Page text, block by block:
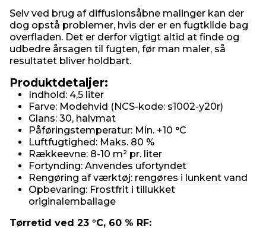
Selv ved brug af diffusionsåbne malinger kan der
dog opstå problemer, hvis der er en fugtkilde bag
overfladen. Det er derfor vigtigt altid at finde og
udbedre årsagen til fugten, før man maler, så
resultatet bliver holdbart.
Produktdetaljer:
Indhold: 4,5 liter
Farve: Modehvid (NCS-kode: s1002-y20r)
Glans: 30, halvmat
Påføringstemperatur: Min. +10 °C
Luftfugtighed: Maks. 80 %
Rækkeevne: 8-10 m² pr. liter
Fortynding: Anvendes ufortyndet
Rengøring af værktøj: rengøres i lunkent vand
Opbevaring: Frostfrit i tillukket
originalemballage
Tørretid ved 23 °C, 60 % RF: